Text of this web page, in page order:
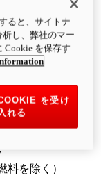
料を除く）
品詳細
料を除く）
ると、サイトナ
し、弊社のマー
Cookie を保存す
を受け
れる